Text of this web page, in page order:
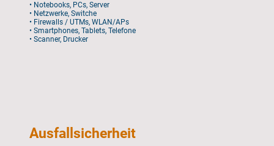
• Notebooks, PCs, Server
• Netzwerke, Switche
• Firewalls / UTMs, WLAN/APs
• Smartphones, Tablets, Telefone
• Scanner, Drucker
Ausfallsicherheit